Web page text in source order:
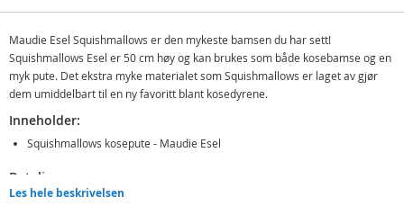
Maudie Esel Squishmallows er den mykeste bamsen du har sett!
Squishmallows Esel er 50 cm høy og kan brukes som både kosebamse og en
myk pute. Det ekstra myke materialet som Squishmallows er laget av gjør
dem umiddelbart til en ny favoritt blant kosedyrene.
Inneholder:
Squishmallows kosepute - Maudie Esel
Detaljer:
Mål: 50 cm (H)
Les hele beskrivelsen